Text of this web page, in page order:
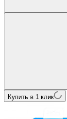
Купить в 1 клик